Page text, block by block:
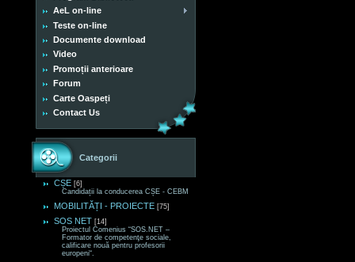
AeL on-line
Teste on-line
Documente download
Video
Promoții anterioare
Forum
Carte Oaspeți
Contact Us
Categorii
CȘE [6]
Candidații la conducerea CȘE - CEBM
MOBILITĂȚI - PROIECTE [75]
SOS NET [14]
Proiectul Comenius “SOS.NET –
Formator de competenţe sociale,
calificare nouă pentru profesorii
europeni“.